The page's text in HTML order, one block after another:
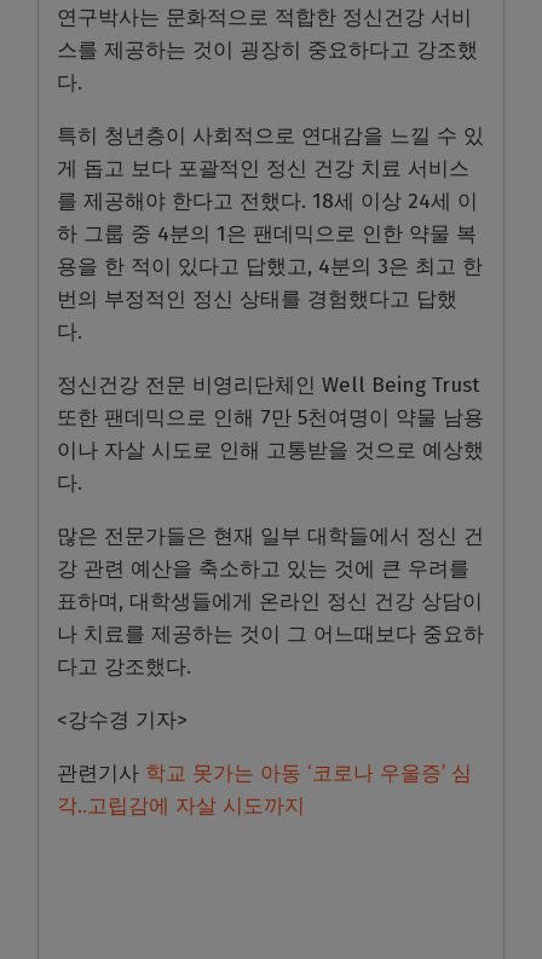
연구박사는 문화적으로 적합한 정신건강 서비
스를 제공하는 것이 굉장히 중요하다고 강조했
다.
특히 청년층이 사회적으로 연대감을 느낄 수 있
게 돕고 보다 포괄적인 정신 건강 치료 서비스
를 제공해야 한다고 전했다. 18세 이상 24세 이
하 그룹 중 4분의 1은 팬데믹으로 인한 약물 복
용을 한 적이 있다고 답했고, 4분의 3은 최고 한
번의 부정적인 정신 상태를 경험했다고 답했
다.
정신건강 전문 비영리단체인 Well Being Trust
또한 팬데믹으로 인해 7만 5천여명이 약물 남용
이나 자살 시도로 인해 고통받을 것으로 예상했
다.
많은 전문가들은 현재 일부 대학들에서 정신 건
강 관련 예산을 축소하고 있는 것에 큰 우려를
표하며, 대학생들에게 온라인 정신 건강 상담이
나 치료를 제공하는 것이 그 어느때보다 중요하
다고 강조했다.
<강수경 기자>
관련기사 학교 못가는 아동 ‘코로나 우울증’ 심
각..고립감에 자살 시도까지